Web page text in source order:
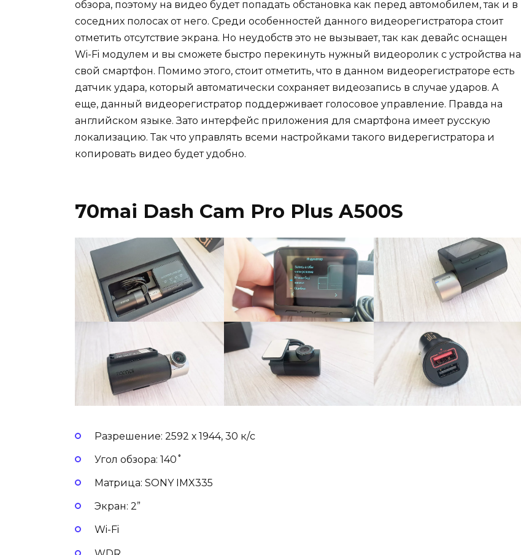
обзора, поэтому на видео будет попадать обстановка как перед автомобилем, так и в
соседних полосах от него. Среди особенностей данного видеорегистратора стоит
отметить отсутствие экрана. Но неудобств это не вызывает, так как девайс оснащен
Wi-Fi модулем и вы сможете быстро перекинуть нужный видеоролик с устройства на
свой смартфон. Помимо этого, стоит отметить, что в данном видеорегистраторе есть
датчик удара, который автоматически сохраняет видеозапись в случае ударов. А
еще, данный видеорегистратор поддерживает голосовое управление. Правда на
английском языке. Зато интерфейс приложения для смартфона имеет русскую
локализацию. Так что управлять всеми настройками такого видерегистратора и
копировать видео будет удобно.
70mai Dash Cam Pro Plus A500S
Разрешение: 2592 х 1944, 30 к/с
Угол обзора: 140˚
Матрица: SONY IMX335
Экран: 2”
Wi-Fi